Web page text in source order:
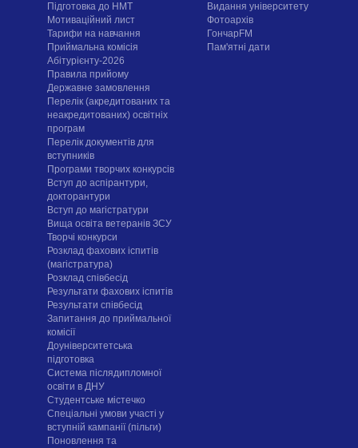
Підготовка до НМТ
Мотиваційний лист
Тарифи на навчання
Приймальна комісія
Абітурієнту-2026
Правила прийому
Державне замовлення
Перелік (акредитованих та
неакредитованих) освітніх
програм
Перелік документів для
вступників
Програми творчих конкурсiв
Вступ до аспірантури,
докторантури
Вступ до магістратури
Вища освіта ветеранів ЗСУ
Творчі конкурси
Розклад фахових іспитів
(магістратура)
Розклад співбесід
Результати фахових іспитів
Результати співбесід
Запитання до приймальної
комісії
Доуніверситетська
підготовка
Система післядипломної
освіти в ДНУ
Cтудентське містечко
Спеціальні умови участі у
вступній кампанії (пільги)
Поновлення та
Видання університету
Фотоархів
ГончарFM
Пам'ятні дати